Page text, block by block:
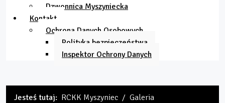
Dzwonnica Myszyniecka
Kontakt
Ochrona Danych Osobowych
Polityka bezpieczeństwa
Inspektor Ochrony Danych
Jesteś tutaj: RCKK Myszyniec Galeria